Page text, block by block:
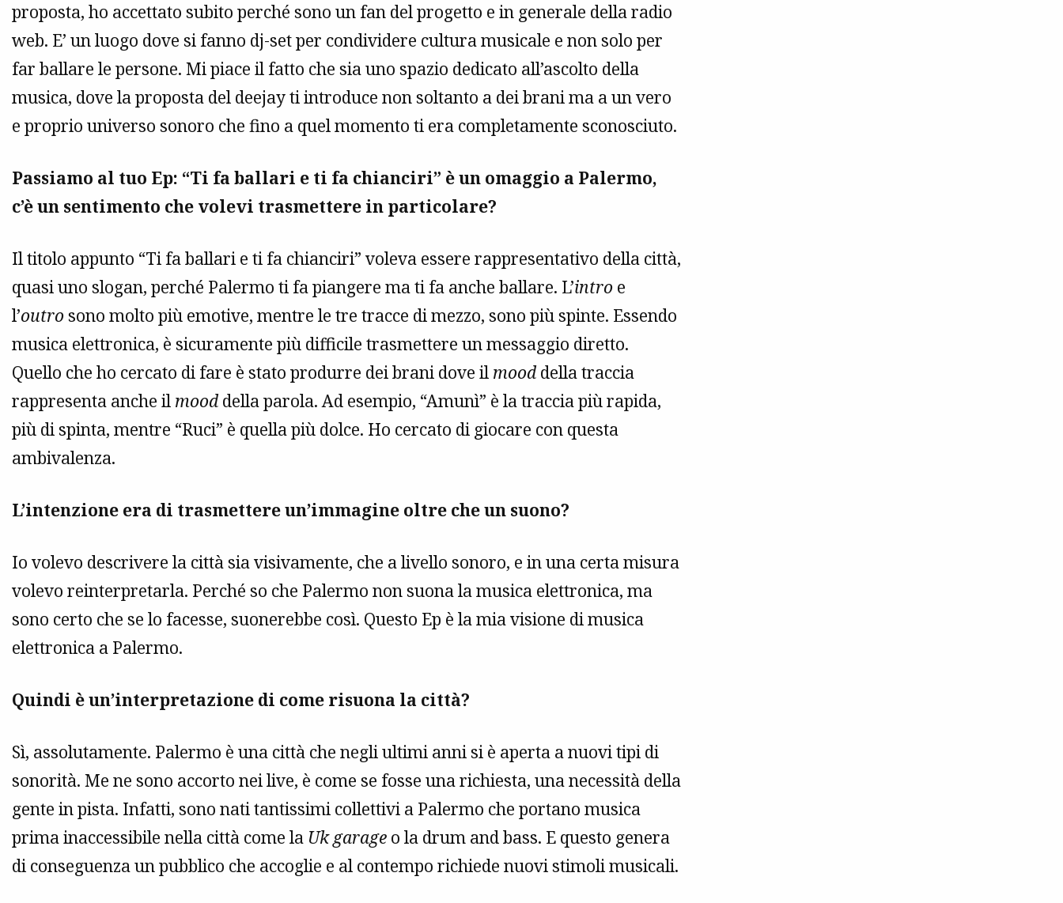
proposta, ho accettato subito perché sono un fan del progetto e in generale della radio
web. E’ un luogo dove si fanno dj-set per condividere cultura musicale e non solo per
far ballare le persone. Mi piace il fatto che sia uno spazio dedicato all’ascolto della
musica, dove la proposta del deejay ti introduce non soltanto a dei brani ma a un vero
e proprio universo sonoro che fino a quel momento ti era completamente sconosciuto.
Passiamo al tuo Ep: “Ti fa ballari e ti fa chianciri” è un omaggio a Palermo,
c’è un sentimento che volevi trasmettere in particolare?
Il titolo appunto “Ti fa ballari e ti fa chianciri” voleva essere rappresentativo della città,
quasi uno slogan, perché Palermo ti fa piangere ma ti fa anche ballare. L’intro e
l’outrosono molto più emotive, mentre le tre tracce di mezzo, sono più spinte. Essendo
musica elettronica, è sicuramente più difficile trasmettere un messaggio diretto.
Quello che ho cercato di fare è stato produrre dei brani dove il mooddella traccia
rappresenta anche il mooddella parola. Ad esempio, “Amunì” è la traccia più rapida,
più di spinta, mentre “Ruci” è quella più dolce. Ho cercato di giocare con questa
ambivalenza.
L’intenzione era di trasmettere un’immagine oltre che un suono?
Io volevo descrivere la città sia visivamente, che a livello sonoro, e in una certa misura
volevo reinterpretarla. Perché so che Palermo non suona la musica elettronica, ma
sono certo che se lo facesse, suonerebbe così. Questo Ep è la mia visione di musica
elettronica a Palermo.
Quindi è un’interpretazione di come risuona la città?
Sì, assolutamente. Palermo è una città che negli ultimi anni si è aperta a nuovi tipi di
sonorità. Me ne sono accorto nei live, è come se fosse una richiesta, una necessità della
gente in pista. Infatti, sono nati tantissimi collettivi a Palermo che portano musica
prima inaccessibile nella città come la Uk garage o la drum and bass. E questo genera
di conseguenza un pubblico che accoglie e al contempo richiede nuovi stimoli musicali.